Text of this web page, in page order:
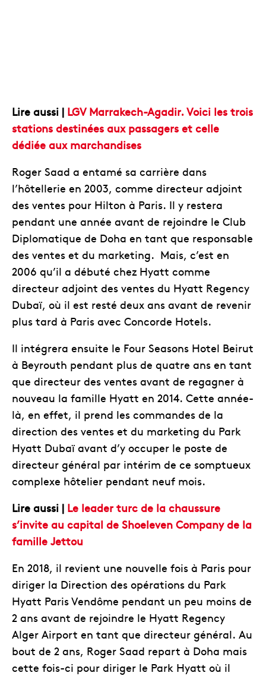
Lire aussi | LGV Marrakech-Agadir. Voici les trois
stations destinées aux passagers et celle
dédiée aux marchandises
Roger Saad a entamé sa carrière dans
l’hôtellerie en 2003, comme directeur adjoint
des ventes pour Hilton à Paris. Il y restera
pendant une année avant de rejoindre le Club
Diplomatique de Doha en tant que responsable
des ventes et du marketing. Mais, c’est en
2006 qu’il a débuté chez Hyatt comme
directeur adjoint des ventes du Hyatt Regency
Dubaï, où il est resté deux ans avant de revenir
plus tard à Paris avec Concorde Hotels.
Il intégrera ensuite le Four Seasons Hotel Beirut
à Beyrouth pendant plus de quatre ans en tant
que directeur des ventes avant de regagner à
nouveau la famille Hyatt en 2014. Cette année-
là, en effet, il prend les commandes de la
direction des ventes et du marketing du Park
Hyatt Dubaï avant d’y occuper le poste de
directeur général par intérim de ce somptueux
complexe hôtelier pendant neuf mois.
Lire aussi | Le leader turc de la chaussure
s’invite au capital de Shoeleven Company de la
famille Jettou
En 2018, il revient une nouvelle fois à Paris pour
diriger la Direction des opérations du Park
Hyatt Paris Vendôme pendant un peu moins de
2 ans avant de rejoindre le Hyatt Regency
Alger Airport en tant que directeur général. Au
bout de 2 ans, Roger Saad repart à Doha mais
cette fois-ci pour diriger le Park Hyatt où il